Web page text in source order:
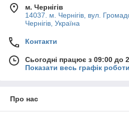
м. Чернігів
14037. м. Чернігів, вул.
Чернігів, Україна
Контакти
Сьогодні працює з 09:00 до
Показати весь графік роботи
Про нас